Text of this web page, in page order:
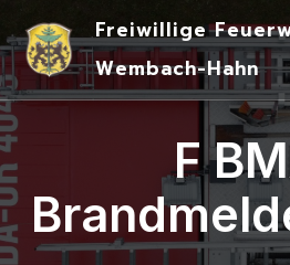
Freiwillige
Wembach-Hahn
F